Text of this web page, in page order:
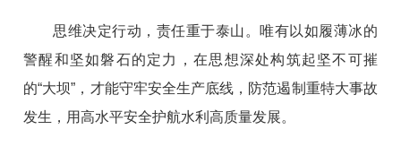
思维决定行动，责任重于泰山。唯有以如履薄冰的
警醒和坚如磐石的定力，在思想深处构筑起坚不可摧
的“大坝”，才能守牢安全生产底线，防范遏制重特大事故
发生，用高水平安全护航水利高质量发展。